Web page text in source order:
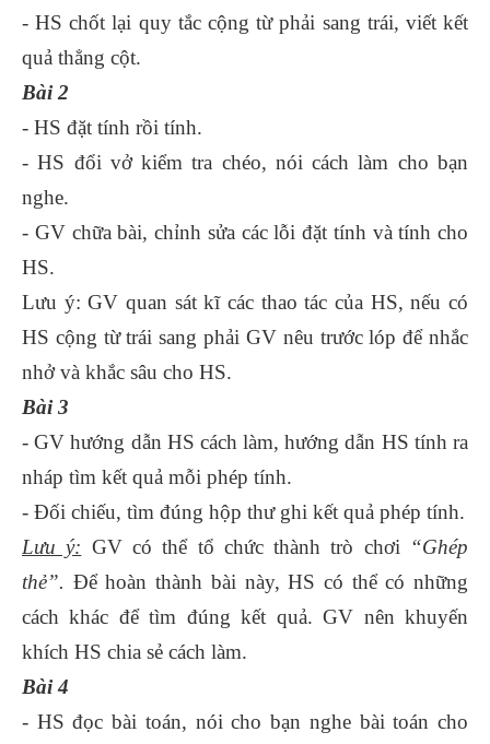
- HS chốt lại quy tắc cộng từ phải sang trái, viết kết
quả thẳng cột.
Bài 2
- HS đặt tính rồi tính.
- HS đổi vở kiểm tra chéo, nói cách làm cho bạn
nghe.
- GV chữa bài, chỉnh sửa các lỗi đặt tính và tính cho
HS.
Lưu ý: GV quan sát kĩ các thao tác của HS, nếu có
HS cộng từ trái sang phải GV nêu trước lóp để nhắc
nhở và khắc sâu cho HS.
Bài 3
- GV hướng dẫn HS cách làm, hướng dẫn HS tính ra
nháp tìm kết quả mỗi phép tính.
- Đối chiếu, tìm đúng hộp thư ghi kết quả phép tính.
Lưu ý: GV có thể tổ chức thành trò chơi “Ghép
thẻ”. Để hoàn thành bài này, HS có thể có những
cách khác để tìm đúng kết quả. GV nên khuyến
khích HS chia sẻ cách làm.
Bài 4
- HS đọc bài toán, nói cho bạn nghe bài toán cho